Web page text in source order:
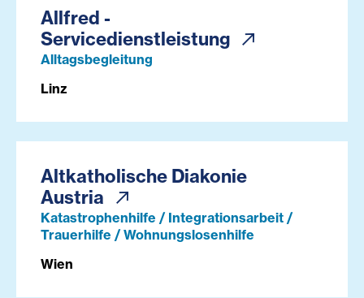
Allfred -
Servicedienstleistung
Alltagsbegleitung
Linz
Altkatholische Diakonie
Austria
Katastrophenhilfe / Integrationsarbeit /
Trauerhilfe / Wohnungslosenhilfe
Wien